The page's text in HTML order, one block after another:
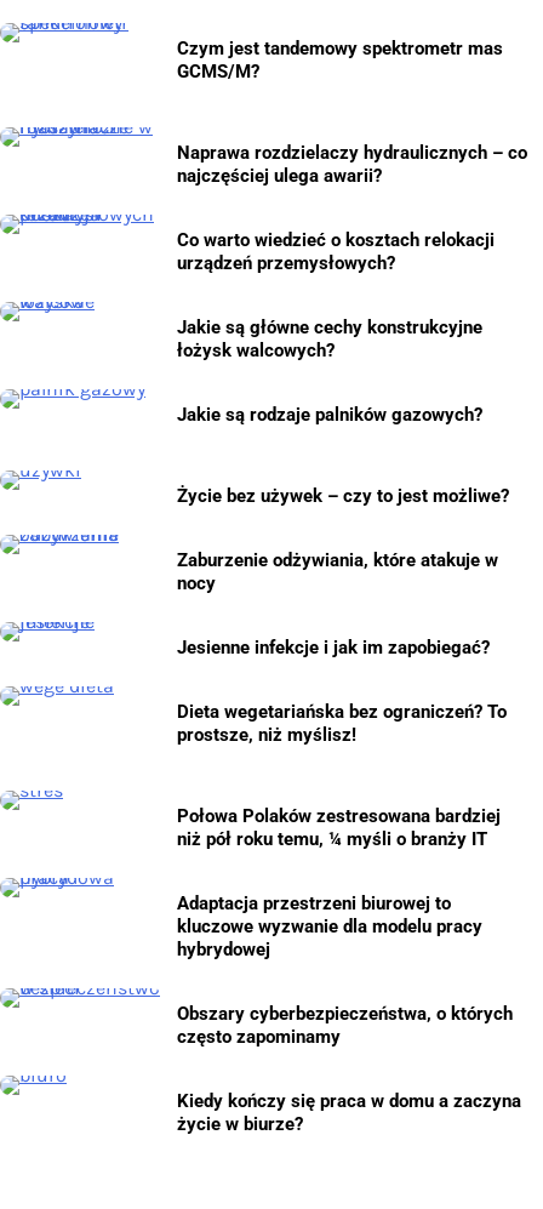
Czym jest tandemowy spektrometr mas
GCMS/M?
Naprawa rozdzielaczy hydraulicznych – co
najczęściej ulega awarii?
Co warto wiedzieć o kosztach relokacji
urządzeń przemysłowych?
Jakie są główne cechy konstrukcyjne
łożysk walcowych?
Jakie są rodzaje palników gazowych?
Życie bez używek – czy to jest możliwe?
Zaburzenie odżywiania, które atakuje w
nocy
Jesienne infekcje i jak im zapobiegać?
Dieta wegetariańska bez ograniczeń? To
prostsze, niż myślisz!
Połowa Polaków zestresowana bardziej
niż pół roku temu, ¼ myśli o branży IT
Adaptacja przestrzeni biurowej to
kluczowe wyzwanie dla modelu pracy
hybrydowej
Obszary cyberbezpieczeństwa, o których
często zapominamy
Kiedy kończy się praca w domu a zaczyna
życie w biurze?